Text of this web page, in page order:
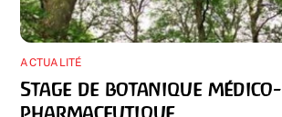
ACTUALITÉ
Stage de botanique médico-
pharmaceutique